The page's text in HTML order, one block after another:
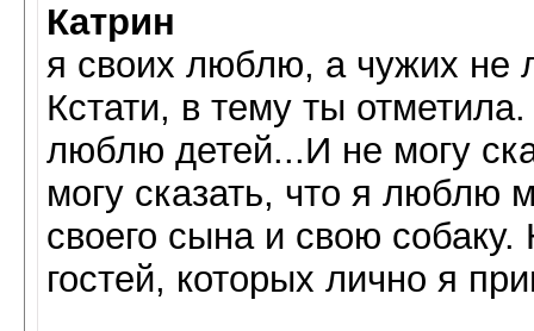
Катрин
я своих люблю, а чужих не
Кстати, в тему ты
люблю детей...И не могу
могу сказать, что я
своего сына и свою
гостей, которых лично я